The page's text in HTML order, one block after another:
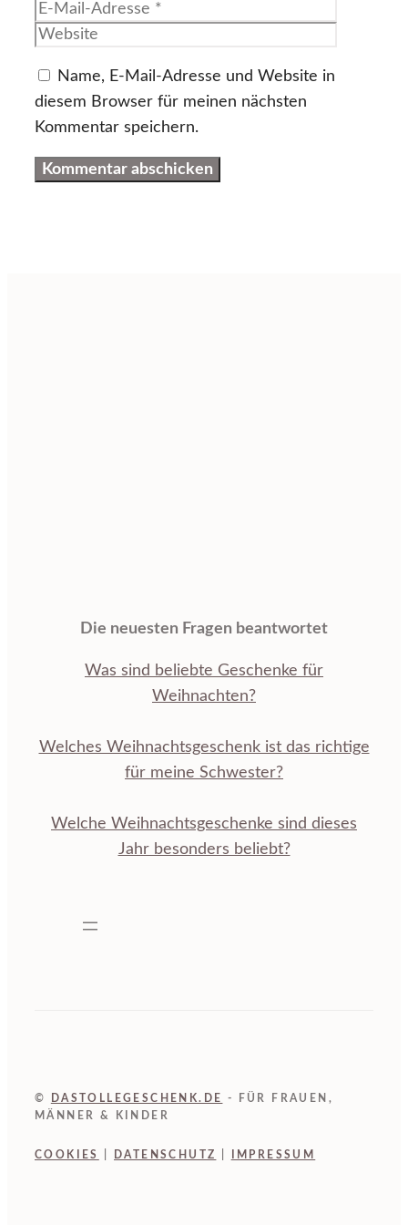
Name, E-Mail-Adresse und Website in
diesem Browser für meinen nächsten
Kommentar speichern.
Die neuesten Fragen beantwortet
Was sind beliebte Geschenke für
Weihnachten?
Welches Weihnachtsgeschenk ist das richtige
für meine Schwester?
Welche Weihnachtsgeschenke sind dieses
Jahr besonders beliebt?
© DASTOLLEGESCHENK.DE
- FÜR FRAUEN,
MÄNNER & KINDER
COOKIES DATENSCHUTZ IMPRESSUM